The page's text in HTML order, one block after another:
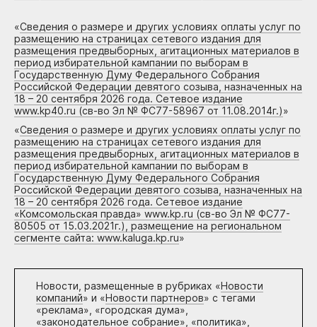
«Сведения о размере и других условиях оплаты услуг по
размещению на страницах сетевого издания для
размещения предвыборных, агитационных материалов в
период избирательной кампании по выборам в
Государственную Думу Федерального Собрания
Российской Федерации девятого созыва, назначенных на
18 – 20 сентября 2026 года. Сетевое издание
www.kp40.ru (св-во Эл № ФС77-58967 от 11.08.2014г.)»
«Сведения о размере и других условиях оплаты услуг по
размещению на страницах сетевого издания для
размещения предвыборных, агитационных материалов в
период избирательной кампании по выборам в
Государственную Думу Федерального Собрания
Российской Федерации девятого созыва, назначенных на
18 – 20 сентября 2026 года. Сетевое издание
«Комсомольская правда» www.kp.ru (св-во Эл № ФС77-
80505 от 15.03.2021г.), размещение на региональном
сегменте сайта: www.kaluga.kp.ru»
Новости, размещенные в рубриках «Новости
компаний» и «Новости партнеров» с тегами
«реклама», «городская дума»,
«законодательное собрание», «политика»,